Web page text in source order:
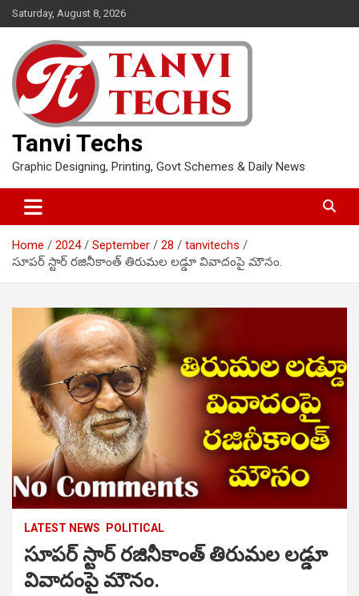
Skip
to
content
Saturday, August 8, 2026
Tanvi Techs
Graphic Designing, Printing, Govt Schemes & Daily News
Home 2024 September 28
tanvitechs
సూపర్ స్టార్ రజినీకాంత్ తిరుమల లడ్డూ వివాదంపై మౌనం.
LATEST NEWS POLITICAL
సూపర్ స్టార్ రజినీకాంత్ తిరుమల లడ్డూ
వివాదంపై మౌనం.